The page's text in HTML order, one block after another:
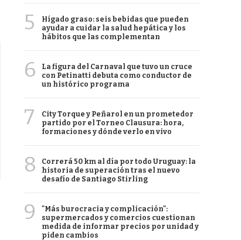
5
Hígado graso: seis bebidas que pueden
ayudar a cuidar la salud hepática y los
hábitos que las complementan
6
La figura del Carnaval que tuvo un cruce
con Petinatti debuta como conductor de
un histórico programa
7
City Torque y Peñarol en un prometedor
partido por el Torneo Clausura: hora,
formaciones y dónde verlo en vivo
8
Correrá 50 km al día por todo Uruguay: la
historia de superación tras el nuevo
desafío de Santiago Stirling
9
"Más burocracia y complicación":
supermercados y comercios cuestionan
medida de informar precios por unidad y
piden cambios